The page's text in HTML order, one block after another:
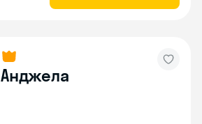
Анджела